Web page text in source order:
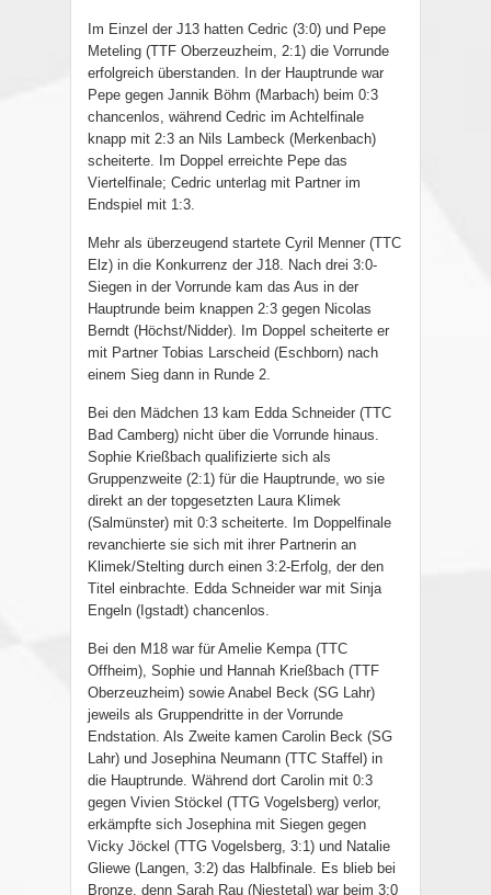
Im Einzel der J13 hatten Cedric (3:0) und Pepe
Meteling (TTF Oberzeuzheim, 2:1) die Vorrunde
erfolgreich überstanden. In der Hauptrunde war
Pepe gegen Jannik Böhm (Marbach) beim 0:3
chancenlos, während Cedric im Achtelfinale
knapp mit 2:3 an Nils Lambeck (Merkenbach)
scheiterte. Im Doppel erreichte Pepe das
Viertelfinale; Cedric unterlag mit Partner im
Endspiel mit 1:3.
Mehr als überzeugend startete Cyril Menner (TTC
Elz) in die Konkurrenz der J18. Nach drei 3:0-
Siegen in der Vorrunde kam das Aus in der
Hauptrunde beim knappen 2:3 gegen Nicolas
Berndt (Höchst/Nidder). Im Doppel scheiterte er
mit Partner Tobias Larscheid (Eschborn) nach
einem Sieg dann in Runde 2.
Bei den Mädchen 13 kam Edda Schneider (TTC
Bad Camberg) nicht über die Vorrunde hinaus.
Sophie Krießbach qualifizierte sich als
Gruppenzweite (2:1) für die Hauptrunde, wo sie
direkt an der topgesetzten Laura Klimek
(Salmünster) mit 0:3 scheiterte. Im Doppelfinale
revanchierte sie sich mit ihrer Partnerin an
Klimek/Stelting durch einen 3:2-Erfolg, der den
Titel einbrachte. Edda Schneider war mit Sinja
Engeln (Igstadt) chancenlos.
Bei den M18 war für Amelie Kempa (TTC
Offheim), Sophie und Hannah Krießbach (TTF
Oberzeuzheim) sowie Anabel Beck (SG Lahr)
jeweils als Gruppendritte in der Vorrunde
Endstation. Als Zweite kamen Carolin Beck (SG
Lahr) und Josephina Neumann (TTC Staffel) in
die Hauptrunde. Während dort Carolin mit 0:3
gegen Vivien Stöckel (TTG Vogelsberg) verlor,
erkämpfte sich Josephina mit Siegen gegen
Vicky Jöckel (TTG Vogelsberg, 3:1) und Natalie
Gliewe (Langen, 3:2) das Halbfinale. Es blieb bei
Bronze, denn Sarah Rau (Niestetal) war beim 3:0